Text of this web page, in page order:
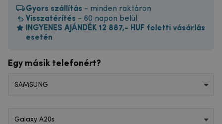
Gyors szállítás - minden raktáron
Visszatérítés - 60 napon belül
INGYENES AJÁNDÉK 12 887,- HUF feletti vásárlás
esetén
Egy másik telefonért?
SAMSUNG
Galaxy A20s